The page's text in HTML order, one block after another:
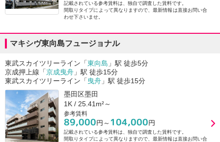
記載されている参考賃料は、独自で調査した賃料です。
間取りタイプによって異なりますので、最新情報は直接お問い合
わせ下さいませ。
マキシヴ東向島フュージョナル
東武スカイツリーライン「東向島 」駅 徒歩5分
京成押上線「京成曳舟 」駅 徒歩15分
東武スカイツリーライン「 曳舟 」駅 徒歩15分
墨田区墨田
1K / 25.41m²～
参考賃料
89,000円～ 104,000円
記載されている参考賃料は、独自で調査した賃料です。
間取りタイプによって異なりますので、最新情報は直接お問い合